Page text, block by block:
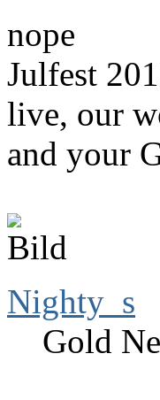
nope
Julfest
live, our
and your
Nighty_s
Gold